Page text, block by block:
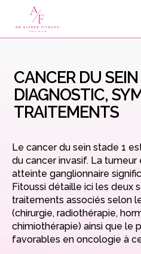
CANCER DU SEIN
DIAGNOSTIC,
TRAITEMENTS
Le cancer du sein stade 1
du cancer invasif. La
atteinte ganglionnaire
Fitoussi détaille ici les deux
traitements associés selon
(chirurgie, radiothérapie,
chimiothérapie) ainsi que le
favorables en oncologie à